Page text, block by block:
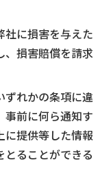
社に損害を与えた
、損害賠償を請求
ずれかの条項に違
事前に何ら通知す
に提供等した情報
ることができる